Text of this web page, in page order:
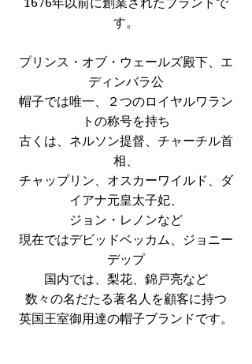
す。
プリンス・オブ・ウェールズ殿下、エ
ディンバラ公
帽子では唯一、２つのロイヤルワラン
トの称号を持ち
古くは、ネルソン提督、チャーチル首
相、
チャップリン、オスカーワイルド、ダ
イアナ元皇太子妃、
ジョン・レノンなど
現在ではデビッドベッカム、ジョニー
デップ
国内では、梨花、錦戸亮など
数々の名だたる著名人を顧客に持つ
英国王室御用達の帽子ブランドです。